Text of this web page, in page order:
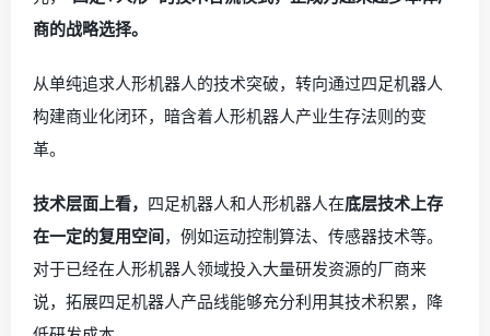
商的战略选择。
从单纯追求人形机器人的技术突破，转向通过四足机器人
构建商业化闭环，暗含着人形机器人产业生存法则的变
革。
技术层面上看， 四足机器人和人形机器人在底层技术上存
在一定的复用空间，例如运动控制算法、传感器技术等。
对于已经在人形机器人领域投入大量研发资源的厂商来
说，拓展四足机器人产品线能够充分利用其技术积累，降